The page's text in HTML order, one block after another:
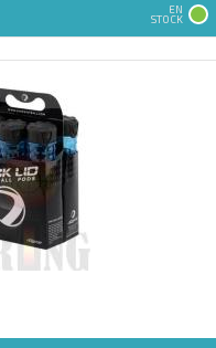
EN
STOCK